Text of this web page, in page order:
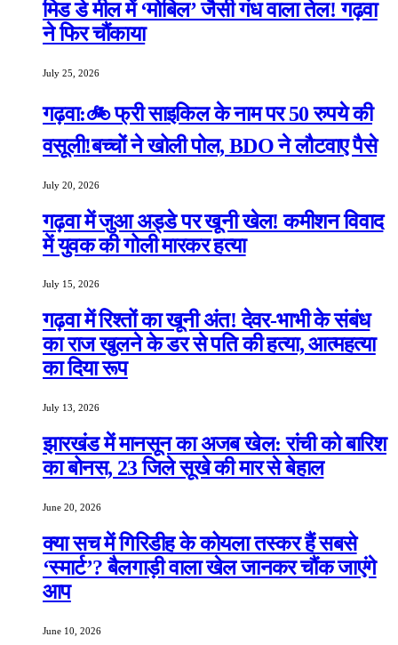
मिड डे मील में ‘मोबिल’ जैसी गंध वाला तेल! गढ़वा
ने फिर चौंकाया
July 25, 2026
गढ़वा:🚲 फ्री साइकिल के नाम पर 50 रुपये की
वसूली!बच्चों ने खोली पोल, BDO ने लौटवाए पैसे
July 20, 2026
गढ़वा में जुआ अड्डे पर खूनी खेल! कमीशन विवाद
में युवक की गोली मारकर हत्या
July 15, 2026
गढ़वा में रिश्तों का खूनी अंत! देवर-भाभी के संबंध
का राज खुलने के डर से पति की हत्या, आत्महत्या
का दिया रूप
July 13, 2026
झारखंड में मानसून का अजब खेल: रांची को बारिश
का बोनस, 23 जिले सूखे की मार से बेहाल
June 20, 2026
क्या सच में गिरिडीह के कोयला तस्कर हैं सबसे
‘स्मार्ट’? बैलगाड़ी वाला खेल जानकर चौंक जाएंगे
आप
June 10, 2026